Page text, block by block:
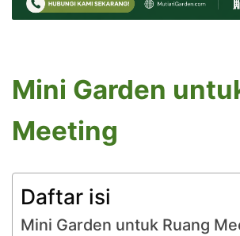
Mini Garden
Meeting
Daftar isi
Mini Garden untuk Ruang